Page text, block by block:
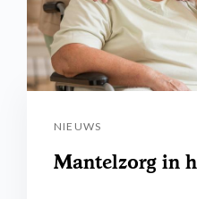
NIEUWS
Mantelzorg in